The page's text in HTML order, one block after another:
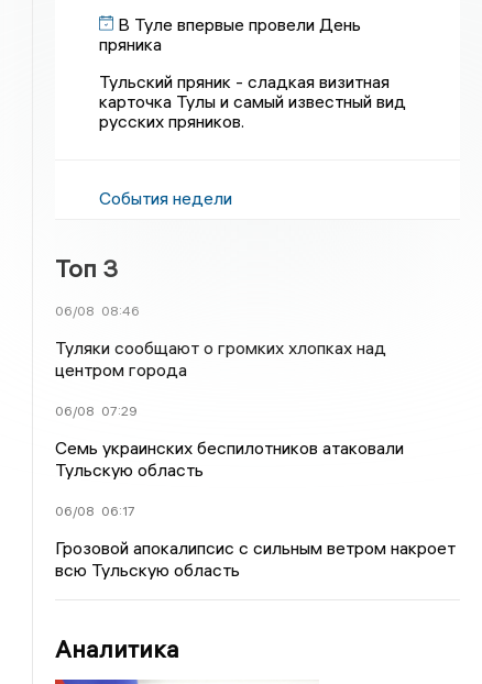
В Туле впервые провели День
пряника
Тульский пряник - сладкая визитная
карточка Тулы и самый известный вид
русских пряников.
События недели
Топ 3
06/08 08:46
Туляки сообщают о громких хлопках над
центром города
06/08 07:29
Семь украинских беспилотников атаковали
Тульскую область
06/08 06:17
Грозовой апокалипсис с сильным ветром накроет
всю Тульскую область
Аналитика